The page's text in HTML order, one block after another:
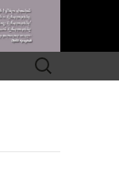
Search
for: